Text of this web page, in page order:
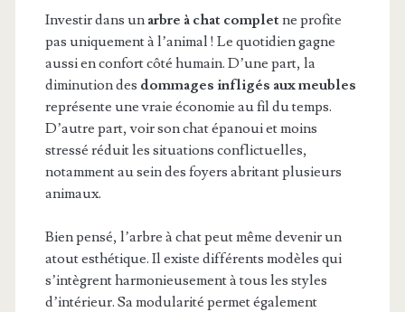
Investir dans un arbre à chat completne profite
pas uniquement à l’animal ! Le quotidien gagne
aussi en confort côté humain. D’une part, la
diminution des dommages infligés aux meubles
représente une vraie économie au fil du temps.
D’autre part, voir son chat épanoui et moins
stressé réduit les situations conflictuelles,
notamment au sein des foyers abritant plusieurs
animaux.
Bien pensé, l’arbre à chat peut même devenir un
atout esthétique. Il existe différents modèles qui
s’intègrent harmonieusement à tous les styles
d’intérieur. Sa modularité permet également